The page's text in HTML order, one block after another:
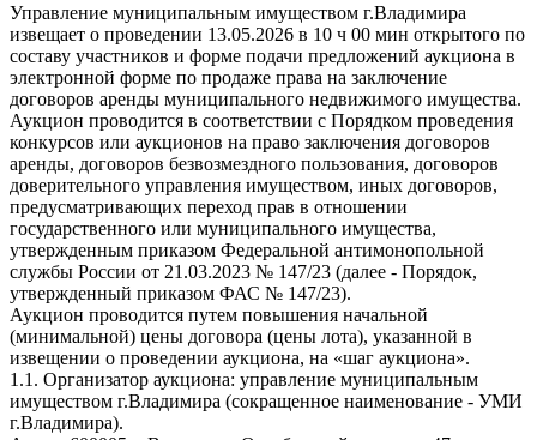
Управление муниципальным имуществом г.Владимира
извещает о проведении 13.05.2026 в 10 ч 00 мин открытого по
составу участников и форме подачи предложений аукциона в
электронной форме по продаже права на заключение
договоров аренды муниципального недвижимого имущества.
Аукцион проводится в соответствии с Порядком проведения
конкурсов или аукционов на право заключения договоров
аренды, договоров безвозмездного пользования, договоров
доверительного управления имуществом, иных договоров,
предусматривающих переход прав в отношении
государственного или муниципального имущества,
утвержденным приказом Федеральной антимонопольной
службы России от 21.03.2023 № 147/23 (далее - Порядок,
утвержденный приказом ФАС № 147/23).
Аукцион проводится путем повышения начальной
(минимальной) цены договора (цены лота), указанной в
извещении о проведении аукциона, на «шаг аукциона».
1.1. Организатор аукциона: управление муниципальным
имуществом г.Владимира (сокращенное наименование - УМИ
г.Владимира).